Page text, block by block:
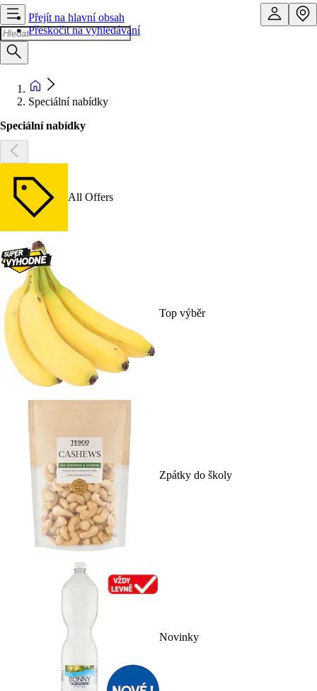
Přejít na hlavní obsah
Přeskočit na vyhledávání
Speciální nabídky
Speciální nabídky
All Offers
Top výběr
Zpátky do školy
Novinky